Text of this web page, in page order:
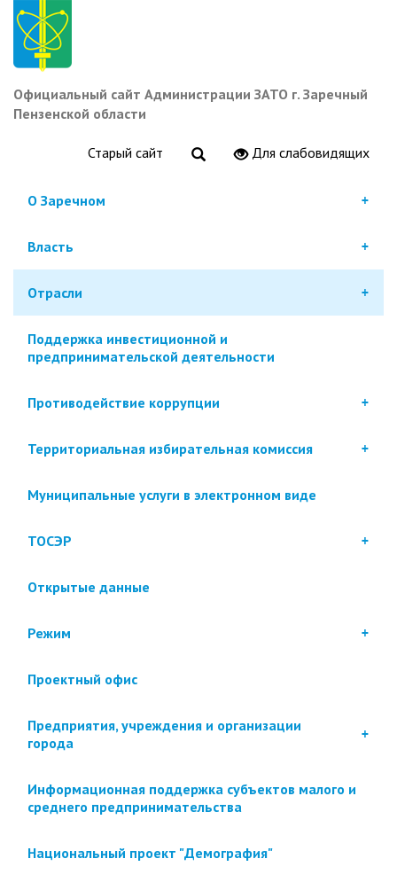
Перейти
основному
содержанию
Официальный сайт Администрации ЗАТО г. Заречный
Пензенской области
Старый сайт Для слабовидящих
О Заречном
Власть
Отрасли
Поддержка инвестиционной и
предпринимательской деятельности
Противодействие коррупции
Территориальная избирательная комиссия
Муниципальные услуги в электронном виде
ТОСЭР
Открытые данные
Режим
Проектный офис
Предприятия, учреждения и организации
города
Информационная поддержка субъектов малого и
среднего предпринимательства
Национальный проект "Демография"